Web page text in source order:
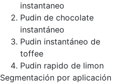
instantaneo
Pudin de chocolate
instantáneo
Pudin instantáneo de
toffee
Pudin rapido de limon
Segmentación por aplicación